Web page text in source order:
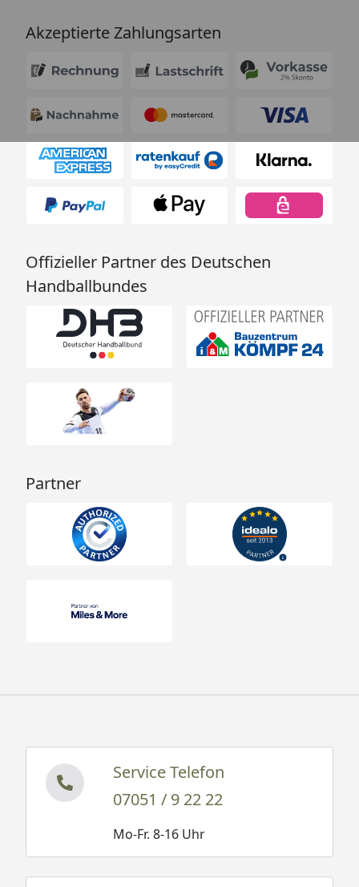
Akzeptierte Zahlungsarten
Offizieller Partner des Deutschen
Handballbundes
Partner
Service Telefon
07051 / 9 22 22
Mo-Fr. 8-16 Uhr